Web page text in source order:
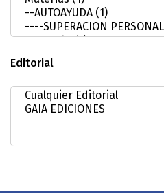
Editorial